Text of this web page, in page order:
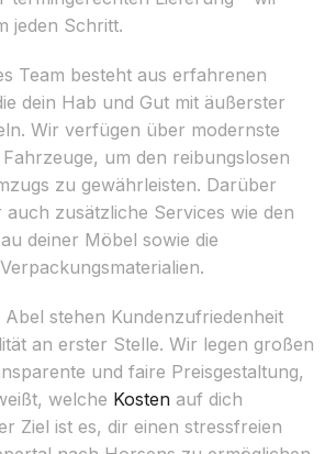
jeden Schritt.
Team besteht aus erfahrenen
dein Hab und Gut mit äußerster
Wir verfügen über modernste
um den reibungslosen
zu gewährleisten. Darüber
auch zusätzliche Services wie den
deiner Möbel sowie die
stehen Kundenzufriedenheit
an erster Stelle. Wir legen großen
und faire Preisgestaltung,
welche Kosten auf dich
Ziel ist es, dir einen stressfreien